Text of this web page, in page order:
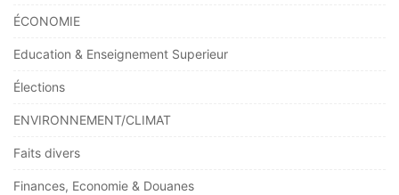
ÉCONOMIE
Education & Enseignement Superieur
Élections
ENVIRONNEMENT/CLIMAT
Faits divers
Finances, Economie & Douanes